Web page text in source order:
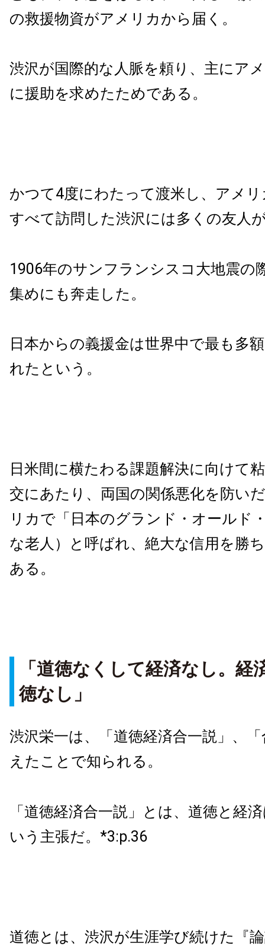
の救援物資がアメリカから届く。
渋沢が国際的な人脈を頼り、主にア
に援助を求めたためである。
かつて4度にわたって渡米し、アメ
すべて訪問した渋沢には多くの友人
1906年のサンフランシスコ大地震の
集めにも奔走した。
日本からの義援金は世界中で最も多
れたという。
日米間に横たわる課題解決に向けて
交にあたり、両国の関係悪化を防い
リカで「日本のグランド・オールド
な老人）と呼ばれ、絶大な信用を勝
ある。
「道徳なくして経済なし。経
徳なし」
渋沢栄一は、「道徳経済合一説」、
えたことで知られる。
「道徳経済合一説」とは、道徳と経
いう主張だ。*3:p.36
道徳とは、渋沢が生涯学び続けた『